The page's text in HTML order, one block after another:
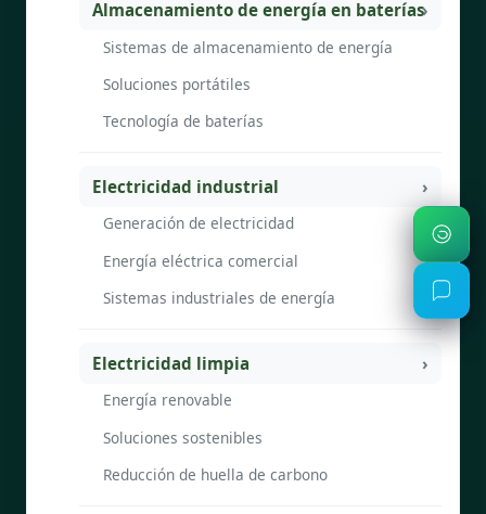
Almacenamiento de energía en baterías
Sistemas de almacenamiento de energía
Soluciones portátiles
Tecnología de baterías
Electricidad industrial
Generación de electricidad
Energía eléctrica comercial
Sistemas industriales de energía
Electricidad limpia
Energía renovable
Soluciones sostenibles
Reducción de huella de carbono